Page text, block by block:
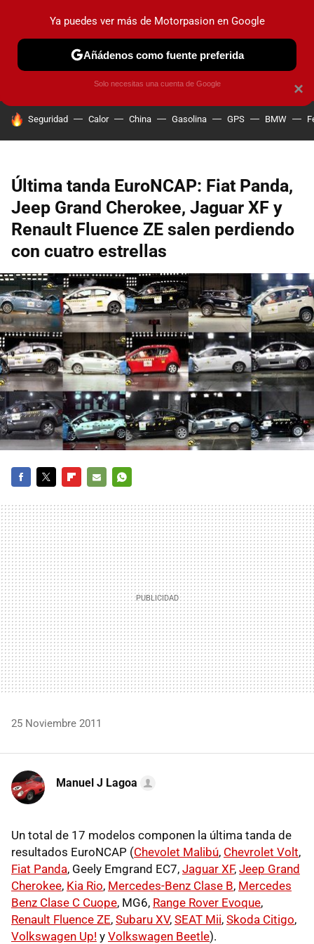
PRUEBAS COCHES ELÉCTRICOS OBSERVATORIO
HOY SE HABLA DE
Seguridad Calor China Gasolina GPS BMW
Última tanda EuroNCAP: Fiat Panda,
Jeep Grand Cherokee, Jaguar XF y
Renault Fluence ZE salen perdiendo
con cuatro estrellas
MAIL
25 Noviembre 2011
Manuel J Lagoa
Un total de 17 modelos componen la última tanda de
resultados EuroNCAP (Chevolet Malibú, Chevrolet Volt,
Fiat Panda, Geely Emgrand EC7, Jaguar XF, Jeep Grand
Cherokee, Kia Rio, Mercedes-Benz Clase B, Mercedes
Benz Clase C Cuope, MG6, Range Rover Evoque,
Renault Fluence ZE, Subaru XV, SEAT Mii, Skoda Citigo,
Volkswagen Up! y Volkswagen Beetle).
×
Ya puedes ver más de Motorpasion en Google
Añádenos como fuente preferida
Solo necesitas una cuenta de Google